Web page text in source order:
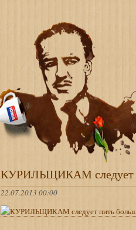
КУРИЛЬЩИКАМ следует
22.07.2013 00:00